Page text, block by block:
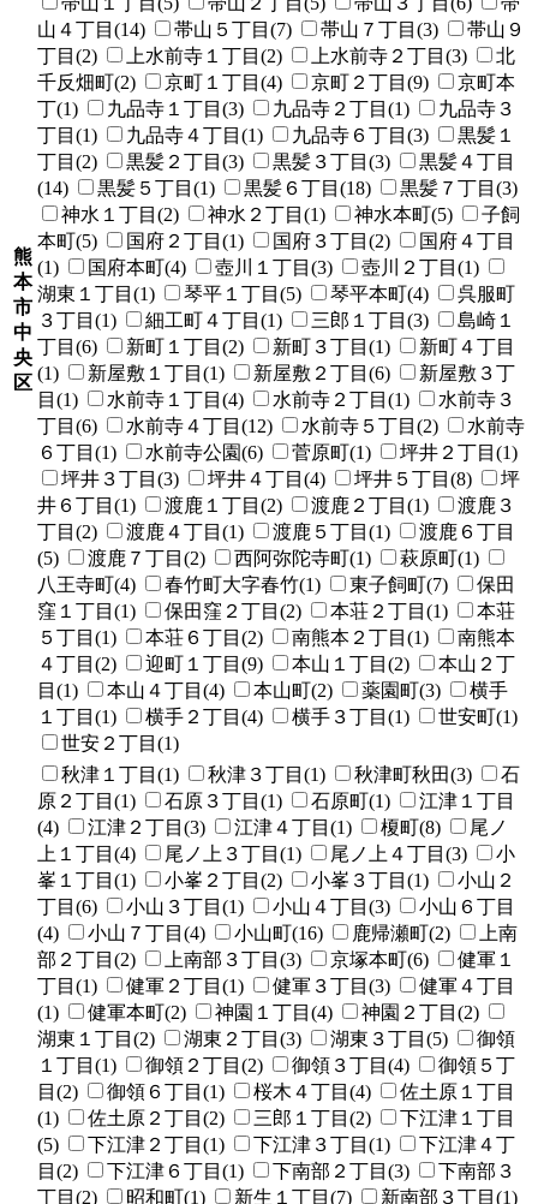
熊
本
市
中
央
区
山４丁目(14)
帯山５丁目(7) 帯山７丁目(3)
帯山９
丁目(2)
上水前寺１丁目(2) 上水前寺２丁目(3)
北
千反畑町(2)
京町１丁目(4) 京町２丁目(9)
京町本
丁(1)
九品寺１丁目(3) 九品寺２丁目(1)
九品寺３
丁目(1)
九品寺４丁目(1) 九品寺６丁目(3)
黒髪１
丁目(2)
黒髪２丁目(3) 黒髪３丁目(3)
黒髪４丁目
(14)
黒髪５丁目(1) 黒髪６丁目(18)
黒髪７丁目(3)
神水１丁目(2)
神水２丁目(1) 神水本町(5)
子飼
本町(5)
国府２丁目(1) 国府３丁目(2)
国府４丁目
(1)
国府本町(4) 壺川１丁目(3)
壺川２丁目(1)
湖東１丁目(1)
琴平１丁目(5) 琴平本町(4)
呉服町
３丁目(1)
細工町４丁目(1) 三郎１丁目(3)
島崎１
丁目(6)
新町１丁目(2) 新町３丁目(1)
新町４丁目
(1)
新屋敷１丁目(1) 新屋敷２丁目(6)
新屋敷３丁
目(1)
水前寺１丁目(4) 水前寺２丁目(1)
水前寺３
丁目(6)
水前寺４丁目(12) 水前寺５丁目(2)
水前寺
６丁目(1)
水前寺公園(6) 菅原町(1)
坪井２丁目(1)
坪井３丁目(3)
坪井４丁目(4) 坪井５丁目(8)
坪
井６丁目(1)
渡鹿１丁目(2) 渡鹿２丁目(1)
渡鹿３
丁目(2)
渡鹿４丁目(1) 渡鹿５丁目(1)
渡鹿６丁目
(5)
渡鹿７丁目(2) 西阿弥陀寺町(1)
萩原町(1)
八王寺町(4)
春竹町大字春竹(1) 東子飼町(7)
保田
窪１丁目(1)
保田窪２丁目(2) 本荘２丁目(1)
本荘
５丁目(1)
本荘６丁目(2) 南熊本２丁目(1)
南熊本
４丁目(2)
迎町１丁目(9) 本山１丁目(2)
本山２丁
目(1)
本山４丁目(4) 本山町(2) 薬園町(3)
横手
１丁目(1)
横手２丁目(4) 横手３丁目(1)
世安町(1)
世安２丁目(1)
秋津１丁目(1) 秋津３丁目(1) 秋津町秋田(3)
石
原２丁目(1)
石原３丁目(1) 石原町(1)
江津１丁目
(4)
江津２丁目(3) 江津４丁目(1) 榎町(8)
尾ノ
上１丁目(4)
尾ノ上３丁目(1) 尾ノ上４丁目(3)
小
峯１丁目(1)
小峯２丁目(2) 小峯３丁目(1)
小山２
丁目(6)
小山３丁目(1) 小山４丁目(3)
小山６丁目
(4)
小山７丁目(4) 小山町(16) 鹿帰瀬町(2)
上南
部２丁目(2)
上南部３丁目(3) 京塚本町(6)
健軍１
丁目(1)
健軍２丁目(1) 健軍３丁目(3)
健軍４丁目
(1)
健軍本町(2) 神園１丁目(4)
神園２丁目(2)
湖東１丁目(2)
湖東２丁目(3) 湖東３丁目(5)
御領
１丁目(1)
御領２丁目(2) 御領３丁目(4)
御領５丁
目(2)
御領６丁目(1) 桜木４丁目(4)
佐土原１丁目
(1)
佐土原２丁目(2) 三郎１丁目(2)
下江津１丁目
(5)
下江津２丁目(1) 下江津３丁目(1)
下江津４丁
目(2)
下江津６丁目(1) 下南部２丁目(3)
下南部３
丁目(2)
昭和町(1) 新生１丁目(7)
新南部３丁目(1)